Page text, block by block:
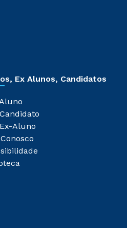
Ex Alunos, Candidatos
Aluno